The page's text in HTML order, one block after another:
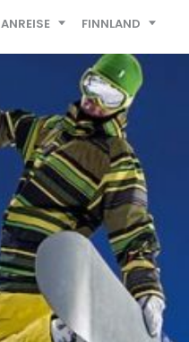
ANREISE FINNLAND